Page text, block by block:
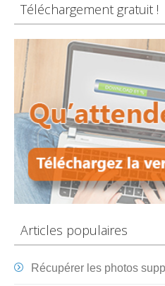
Téléchargement gratuit !
Articles populaires
Récupérer les photos